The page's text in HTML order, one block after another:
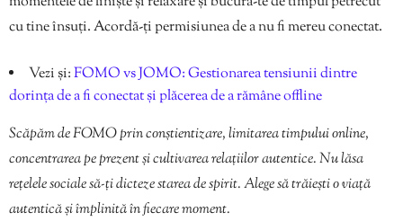
cu tine însuți. Acordă-ți permisiunea de a nu fi mereu conectat.
Vezi și:FOMO vs JOMO: Gestionarea tensiunii dintre
dorința de a fi conectat și plăcerea de a rămâne offline
Scăpăm de FOMO prin conștientizare, limitarea timpului online,
concentrarea pe prezent și cultivarea relațiilor autentice. Nu lăsa
rețelele sociale să-ți dicteze starea de spirit. Alege să trăiești o viață
autentică și împlinită în fiecare moment.